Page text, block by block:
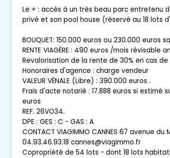
Le + : accès à un très beau parc entretenu
privé et son pool house (réservé au 18 lots
BOUQUET: 150.000 euros ou 230.000 euros
RENTE VIAGÈRE : 490 euros /mois révisable
Revalorisation de la rente de 30% en cas
Honoraires d'agence : charge vendeur
VALEUR VÉNALE (Libre) : 390.000 euros .
Frais d'acte notarié : 17.888 euros si estimé
euros
REF. 26VO34.
DPE : GES : C - GAS : A
CONTACT VIAGIMMO CANNES 67 avenue
04.93.46.93.18 cannes@viagimmo.fr
Copropriété de 54 lots - dont 18 lots